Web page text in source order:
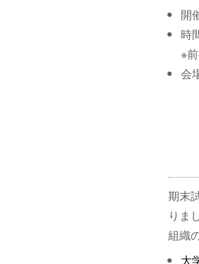
開
時
※
会
期末
りま
組織
大